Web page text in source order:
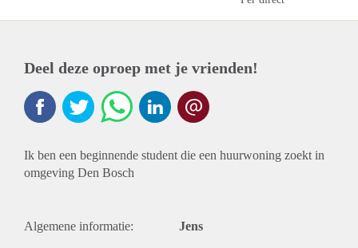
Deel deze oproep met je vrienden!
Ik ben een beginnende student die een huurwoning zoekt in
omgeving Den Bosch
Algemene informatie: Jens